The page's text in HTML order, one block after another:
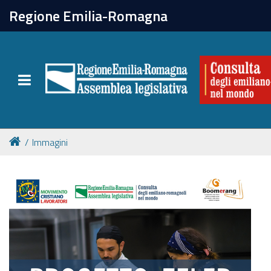
Regione Emilia-Romagna
Toggle navigation
chiudi
Attività
Per chi vive all'estero
Immagini